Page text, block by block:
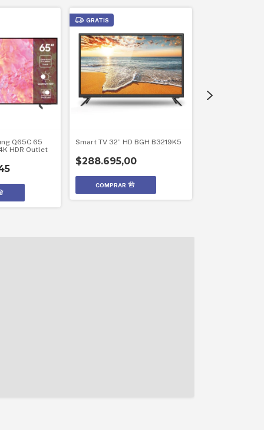
Q65C 65
HDR Outlet
GRATIS
Smart TV 32” HD BGH B3219K5
$288.695,00